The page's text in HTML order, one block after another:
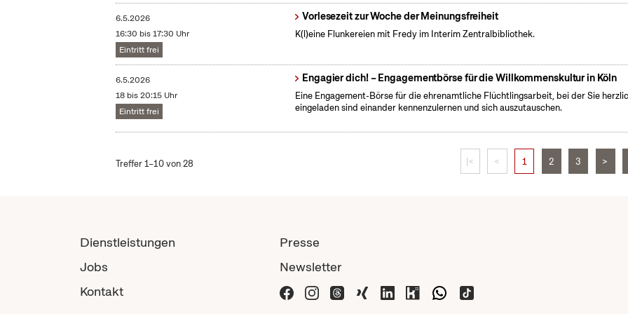
6.5.2026
16:30 bis 17:30 Uhr
Eintritt frei
Vorlesezeit zur Woche der Meinungsfreiheit
K(l)eine Flunkereien mit Fredy im Interim Zentralbibliothek.
6.5.2026
18 bis 20:15 Uhr
Eintritt frei
Engagier dich! – Engagementbörse für die Willkommenskultur in Köln
Eine Engagement-Börse für die ehrenamtliche Flüchtlingsarbeit, bei der Sie
eingeladen sind einander kennenzulernen und sich auszutauschen.
Treffer 1–10 von 28 |< < 1 2 3 >
Dienstleistungen
Jobs
Kontakt
Presse
Newsletter